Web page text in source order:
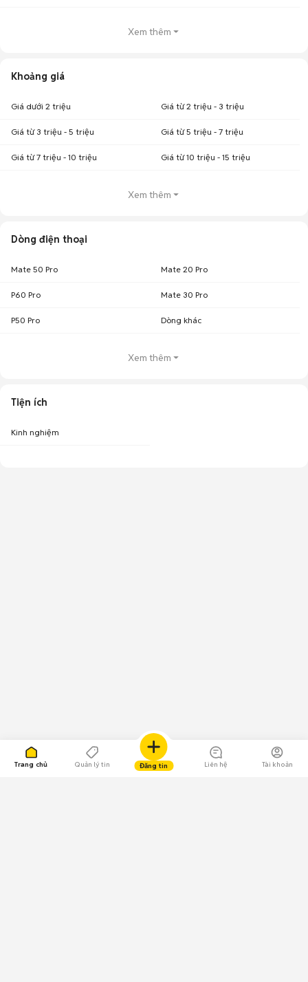
Trang chủ Quản lý tin Đăng tin Liên hệ Tài khoản
Xem thêm
Khoảng giá
Giá dưới 2 triệu Giá từ 2 triệu - 3 triệu
Giá từ 3 triệu - 5 triệu Giá từ 5 triệu - 7 triệu
Giá từ 7 triệu - 10 triệu Giá từ 10 triệu - 15 triệu
Xem thêm
Dòng điện thoại
Mate 50 Pro Mate 20 Pro
P60 Pro Mate 30 Pro
P50 Pro Dòng khác
Xem thêm
Tiện ích
Kinh nghiệm